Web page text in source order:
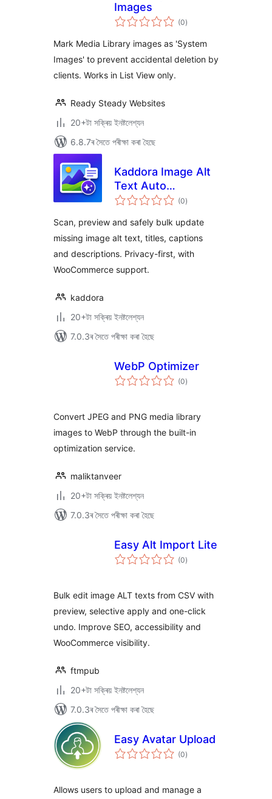
Images
(0টা
মুঠ)
Mark Media Library images as 'System
Images' to prevent accidental deletion by
clients. Works in List View only.
Ready Steady Websites
20+টা সক্ৰিয় ইনষ্টলেশ্যন
6.8.7ৰ সৈতে পৰীক্ষা কৰা হৈছে
Kaddora Image Alt
Text Auto
Generator
(0টা
মুঠ)
Scan, preview and safely bulk update
missing image alt text, titles, captions
and descriptions. Privacy-first, with
WooCommerce support.
kaddora
20+টা সক্ৰিয় ইনষ্টলেশ্যন
7.0.3ৰ সৈতে পৰীক্ষা কৰা হৈছে
WebP Optimizer
(0টা
মুঠ)
Convert JPEG and PNG media library
images to WebP through the built-in
optimization service.
maliktanveer
20+টা সক্ৰিয় ইনষ্টলেশ্যন
7.0.3ৰ সৈতে পৰীক্ষা কৰা হৈছে
Easy Alt Import Lite
(0টা
মুঠ)
Bulk edit image ALT texts from CSV with
preview, selective apply and one-click
undo. Improve SEO, accessibility and
WooCommerce visibility.
ftmpub
20+টা সক্ৰিয় ইনষ্টলেশ্যন
7.0.3ৰ সৈতে পৰীক্ষা কৰা হৈছে
Easy Avatar Upload
(0টা
মুঠ)
Allows users to upload and manage a